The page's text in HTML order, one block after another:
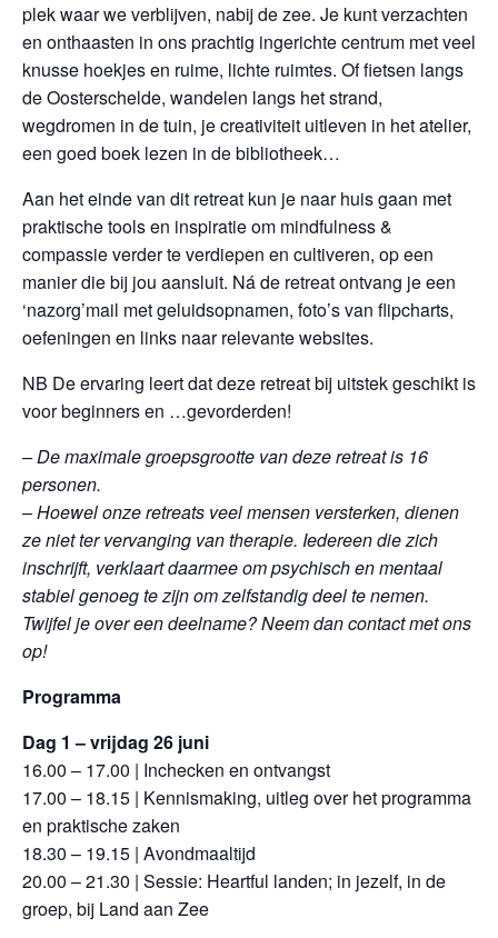
plek waar we verblijven, nabij de zee. Je kunt verzachten
en onthaasten in ons prachtig ingerichte centrum met veel
knusse hoekjes en ruime, lichte ruimtes. Of fietsen langs
de Oosterschelde, wandelen langs het strand,
wegdromen in de tuin, je creativiteit uitleven in het atelier,
een goed boek lezen in de bibliotheek…
Aan het einde van dit retreat kun je naar huis gaan met
praktische tools en inspiratie om mindfulness &
compassie verder te verdiepen en cultiveren, op een
manier die bij jou aansluit. Ná de retreat ontvang je een
‘nazorg’mail met geluidsopnamen, foto’s van flipcharts,
oefeningen en links naar relevante websites.
NB De ervaring leert dat deze retreat bij uitstek geschikt is
voor beginners en …gevorderden!
– De maximale groepsgrootte van deze retreat is 16
personen.
– Hoewel onze retreats veel mensen versterken, dienen
ze niet ter vervanging van therapie. Iedereen die zich
inschrijft, verklaart daarmee om psychisch en mentaal
stabiel genoeg te zijn om zelfstandig deel te nemen.
Twijfel je over een deelname? Neem dan contact met ons
op!
Programma
Dag 1 – vrijdag 26 juni
16.00 – 17.00 | Inchecken en ontvangst
17.00 – 18.15 | Kennismaking, uitleg over het programma
en praktische zaken
18.30 – 19.15 | Avondmaaltijd
20.00 – 21.30 | Sessie: Heartful landen; in jezelf, in de
groep, bij Land aan Zee